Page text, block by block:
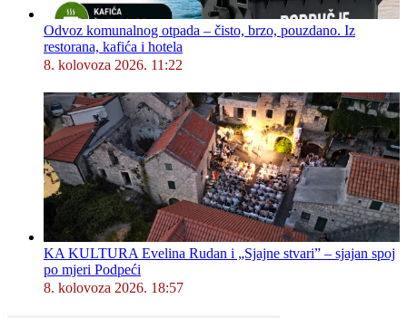
Odvoz komunalnog otpada – čisto, brzo, pouzdano. Iz
restorana, kafića i hotela
8. kolovoza 2026. 11:22
KA KULTURA Evelina Rudan i „Sjajne stvari” – sjajan spoj
po mjeri Podpeći
8. kolovoza 2026. 18:57